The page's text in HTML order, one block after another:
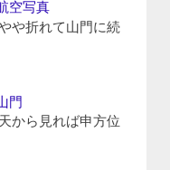
や折れて山門に続
から見れば申方位